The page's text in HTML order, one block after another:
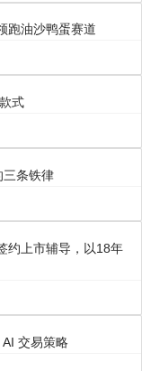
跑油沙鸭蛋赛道
式
三条铁律
约上市辅导，以18年
交易策略